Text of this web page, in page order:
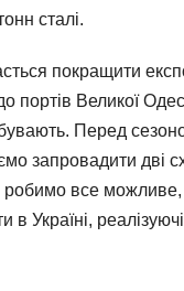
сталі.
покращити
портів Великої
Перед
запровадити дві
все можливе,
Україні,